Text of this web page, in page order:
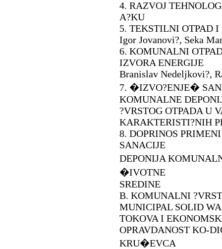
4. RAZVOJ
A?KU
5. TEKSTILNI OTPAD
Igor Jovanovi?, Seka
6. KOMUNALNI
IZVORA ENERGIJE
Branislav Nedeljkovi?,
7. �IZVO?ENJE�
KOMUNALNE
?VRSTOG OTPADA U
KARAKTERISTI?NIH
8. DOPRINOS
SANACIJE
DEPONIJA
�IVOTNE
SREDINE
B. KOMUNALNI
MUNICIPAL SOLID
TOKOVA I
OPRAVDANOST KO-
KRU�EVCA